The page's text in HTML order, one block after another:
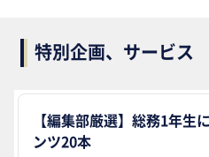
特別企画、サービス
【編集部厳選】総務1年生
ンツ20本